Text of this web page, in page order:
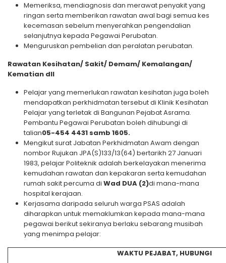
Memeriksa, mendiagnosis dan merawat penyakit yang
ringan serta memberikan rawatan awal bagi semua kes
kecemasan sebelum menyerahkan pengendalian
selanjutnya kepada Pegawai Perubatan.
Menguruskan pembelian dan peralatan perubatan.
Rawatan Kesihatan/ Sakit/ Demam/ Kemalangan/
Kematian dll
Pelajar yang memerlukan rawatan kesihatan juga boleh
mendapatkan perkhidmatan tersebut di Klinik Kesihatan
Pelajar yang terletak di Bangunan Pejabat Asrama.
Pembantu Pegawai Perubatan boleh dihubungi di
talian05-454 4431 samb 1605.
Mengikut surat Jabatan Perkhidmatan Awam dengan
nombor Rujukan JPA(S)133/13(64) bertarikh 27 Januari
1983, pelajar Politeknik adalah berkelayakan menerima
kemudahan rawatan dan kepakaran serta kemudahan
rumah sakit percuma di Wad DUA (2)di mana-mana
hospital kerajaan.
Kerjasama daripada seluruh warga PSAS adalah
diharapkan untuk memaklumkan kepada mana-mana
pegawai berikut sekiranya berlaku sebarang musibah
yang menimpa pelajar:
WAKTU PEJABAT, HUBUNGI